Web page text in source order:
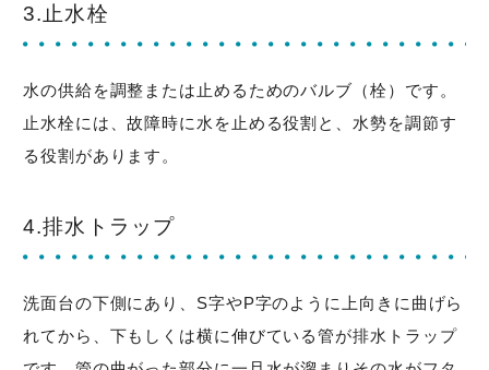
3.止水栓
水の供給を調整または止めるためのバルブ（栓）です。
止水栓には、故障時に水を止める役割と、水勢を調節す
る役割があります。
4.排水トラップ
洗面台の下側にあり、S字やP字のように上向きに曲げら
れてから、下もしくは横に伸びている管が排水トラップ